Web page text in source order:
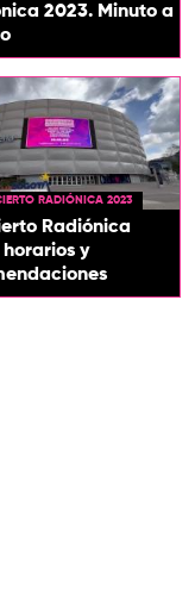
2023. Minuto a
RADIÓNICA 2023
Radiónica
horarios y